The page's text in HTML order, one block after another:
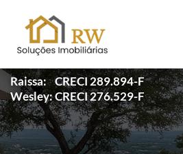
Raissa: CRECI 289.894-F
Wesley: CRECI 276.529-F